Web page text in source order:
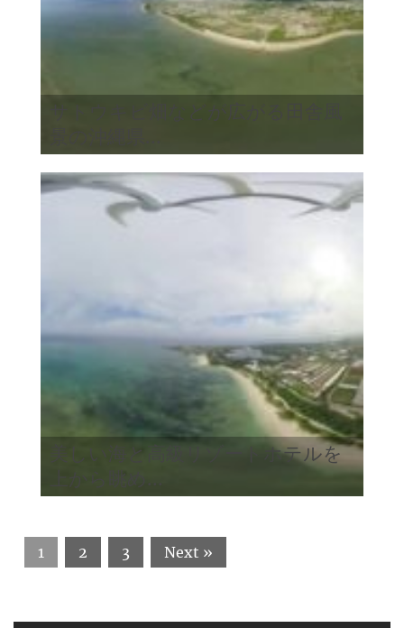
サトウキビ畑などが広がる田舎風
美しい海と高級リゾートホテルを
上から眺め...
1 2 3 Next »